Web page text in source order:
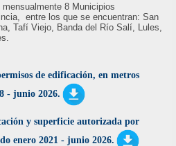
8 Municipios
entre los que se encuentran: San
Tafí Viejo, Banda del Río Salí, Lules,
de edificación, en metros
- junio 2026.
y superficie autorizada por
enero 2021 - junio 2026.